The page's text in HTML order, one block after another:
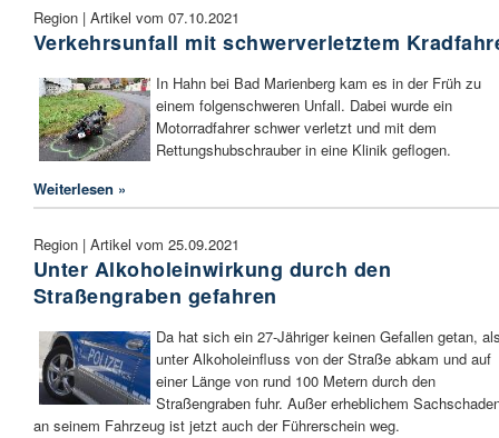
Region | Artikel vom 07.10.2021
Verkehrsunfall mit schwerverletztem
In Hahn bei Bad Marienberg kam es in der Früh zu
einem folgenschweren Unfall. Dabei wurde ein
Motorradfahrer schwer verletzt und mit dem
Rettungshubschrauber in eine Klinik geflogen.
Weiterlesen »
Region | Artikel vom 25.09.2021
Unter Alkoholeinwirkung durch den
Straßengraben gefahren
Da hat sich ein 27-Jähriger keinen Gefallen getan,
unter Alkoholeinfluss von der Straße abkam und auf
einer Länge von rund 100 Metern durch den
Straßengraben fuhr. Außer erheblichem
an seinem Fahrzeug ist jetzt auch der Führerschein weg.